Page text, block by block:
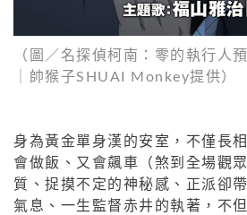
（圖／名探偵柯南：零的執行人
｜帥猴子SHUAI Monkey提供）
身為黃金單身漢的安室，不僅長
會做飯、又會飆車（煞到全場觀
質、捉摸不定的神秘感、正派卻
氣息、一生監督赤井的執著，不